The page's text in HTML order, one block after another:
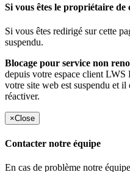
Si vous êtes le propriétaire de
Si vous êtes redirigé sur cette
suspendu.
Blocage pour service non
depuis votre espace client LWS
votre site web est suspendu et
réactiver.
×Close
Contacter notre équipe
En cas de problème notre